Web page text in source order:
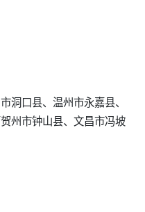
洞口县、温州市永嘉县、
州市钟山县、文昌市冯坡